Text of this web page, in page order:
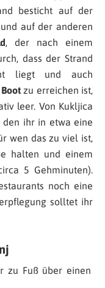
besticht auf der
auf der anderen
, der nach einem
dass der Strand
liegt und auch
zu erreichen ist,
leer. Von Kukljica
ihr in etwa eine
wen das zu viel ist,
halten und einem
5 Gehminuten).
noch eine
solltet ihr
zu Fuß über einen